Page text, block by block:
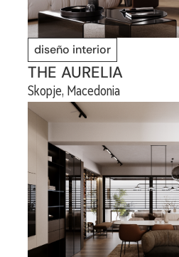
diseño interior
THE AURELIA
Skopje, Macedonia